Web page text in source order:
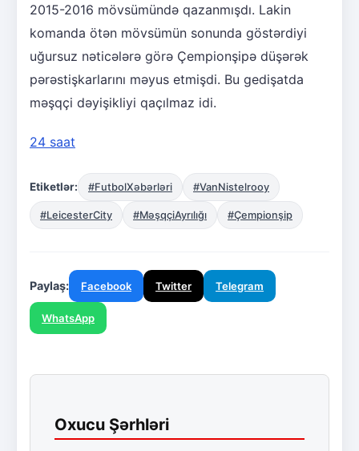
2015-2016 mövsümündə qazanmışdı. Lakin
komanda ötən mövsümün sonunda göstərdiyi
uğursuz nəticələrə görə Çempionşipə düşərək
pərəstişkarlarını məyus etmişdi. Bu gedişatda
məşqçi dəyişikliyi qaçılmaz idi.
24 saat
Etiketlər: #FutbolXəbərləri #VanNistelrooy
#LeicesterCity #MəşqçiAyrılığı #Çempionşip
Paylaş: Facebook Twitter Telegram
WhatsApp
Oxucu Şərhləri